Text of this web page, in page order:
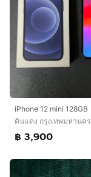
iPhone 12 mini 128GB
ดินแดง กรุงเทพมหานคร
฿ 3,900